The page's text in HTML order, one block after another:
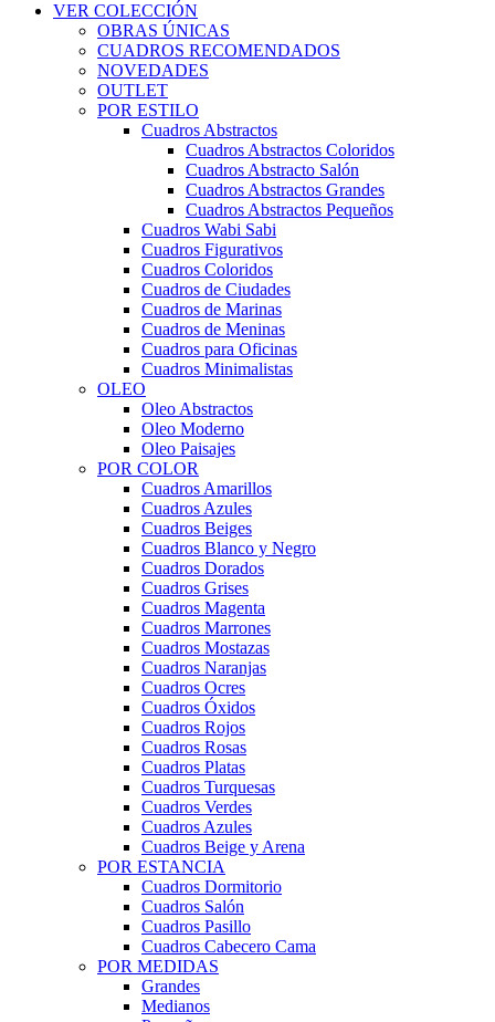
VER COLECCIÓN
OBRAS ÚNICAS
CUADROS RECOMENDADOS
NOVEDADES
OUTLET
POR ESTILO
Cuadros Abstractos
Cuadros Abstractos Coloridos
Cuadros Abstracto Salón
Cuadros Abstractos Grandes
Cuadros Abstractos Pequeños
Cuadros Wabi Sabi
Cuadros Figurativos
Cuadros Coloridos
Cuadros de Ciudades
Cuadros de Marinas
Cuadros de Meninas
Cuadros para Oficinas
Cuadros Minimalistas
OLEO
Oleo Abstractos
Oleo Moderno
Oleo Paisajes
POR COLOR
Cuadros Amarillos
Cuadros Azules
Cuadros Beiges
Cuadros Blanco y Negro
Cuadros Dorados
Cuadros Grises
Cuadros Magenta
Cuadros Marrones
Cuadros Mostazas
Cuadros Naranjas
Cuadros Ocres
Cuadros Óxidos
Cuadros Rojos
Cuadros Rosas
Cuadros Platas
Cuadros Turquesas
Cuadros Verdes
Cuadros Azules
Cuadros Beige y Arena
POR ESTANCIA
Cuadros Dormitorio
Cuadros Salón
Cuadros Pasillo
Cuadros Cabecero Cama
POR MEDIDAS
Grandes
Medianos